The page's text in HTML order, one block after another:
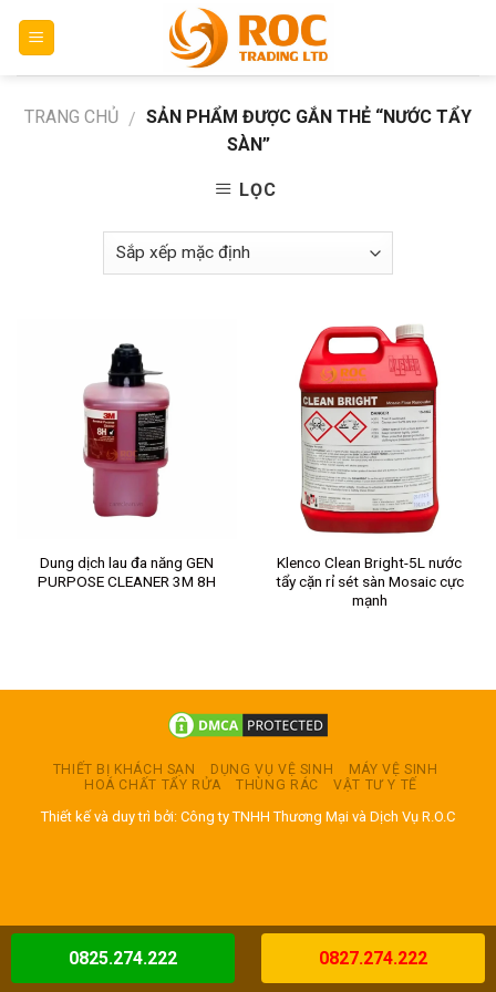
TRANG CHỦ / SẢN PHẨM ĐƯỢC GẮN THẺ “NƯỚC TẨY
SÀN”
LỌC
Dung dịch lau đa năng GEN
PURPOSE CLEANER 3M 8H
Klenco Clean Bright-5L nước
tẩy cặn rỉ sét sàn Mosaic cực
mạnh
THIẾT BỊ KHÁCH SẠN DỤNG VỤ VỆ SINH
MÁY VỆ SINH
HOÁ CHẤT TẨY RỬA
THÙNG RÁC VẬT TƯ Y TẾ
Thiết kế và duy trì bởi: Công ty TNHH Thương Mại và Dịch Vụ R.O.C
0825.274.222 0827.274.222